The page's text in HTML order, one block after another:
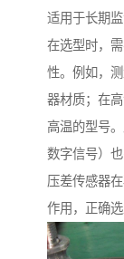
适用于长期监
在选型时，
性。例如，
器材质；在
高温的型号
数字信号）也
压差传感器
作用，正确